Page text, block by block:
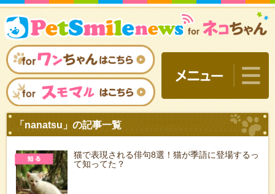
猫で表現される俳句8選！猫が季語に登場するっ
て知ってた？